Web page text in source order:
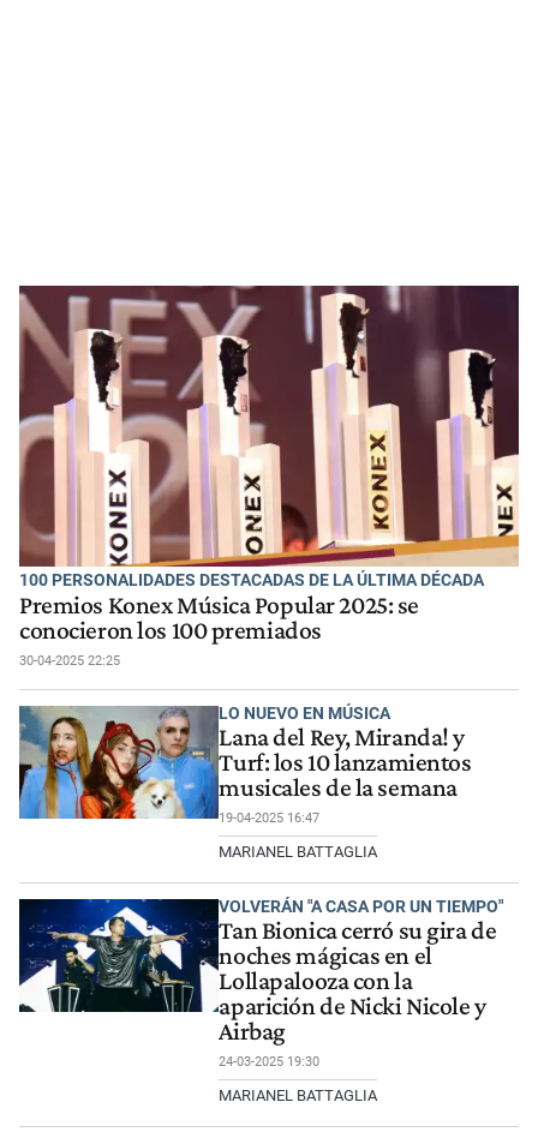
100 PERSONALIDADES DESTACADAS DE LA ÚLTIMA DÉCADA
Premios Konex Música Popular 2025: se
conocieron los 100 premiados
30-04-2025 22:25
LO NUEVO EN MÚSICA
Lana del Rey, Miranda! y
Turf: los 10 lanzamientos
musicales de la semana
19-04-2025 16:47
MARIANEL BATTAGLIA
VOLVERÁN "A CASA POR UN TIEMPO"
Tan Bionica cerró su gira de
noches mágicas en el
Lollapalooza con la
aparición de Nicki Nicole y
Airbag
24-03-2025 19:30
MARIANEL BATTAGLIA